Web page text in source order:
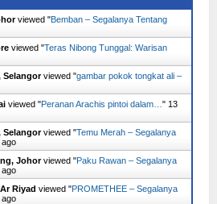
viewed "Bemban – Segalanya Tentang
viewed "Teras Nibong Tunggal: Warisan
Selangorviewed "gambar pokok tongkat ali –
viewed "Peranan Arachis pintoi dalam… " 13
Selangorviewed "Temu Merah – Segalanya
ago
Johorviewed "Paku Rawan – Segalanya
ago
Riyad viewed "PROMETHEE – Segalanya
ago